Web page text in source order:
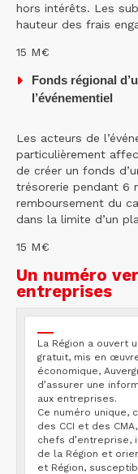
hors intérêts. Les
hauteur des frais
15 M€
Fonds régional
l’événementiel
Les acteurs de
particulièrement
de créer un fonds
trésorerie pendant 6
remboursement du
dans la limite d’un
15 M€
Un numéro
entreprises
La Région a ouvert
gratuit, mis en
économique,
d’assurer une
aux entreprises.
Ce numéro unique,
des CCI et des
chefs d’entreprise,
de la Région et
et Région,